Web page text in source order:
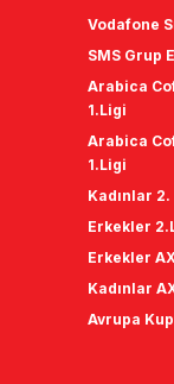
Vodafone
SMS Grup
Arabica
1.Ligi
Arabica
1.Ligi
Kadınlar 2.
Erkekler
Erkekler
Kadınlar
Avrupa